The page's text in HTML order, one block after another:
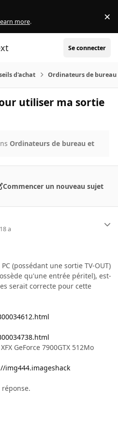
more. ×
Se connecter
d'achat Ordinateurs de bureau
utiliser ma sortie
Ordinateurs de bureau et
Commencer un nouveau sujet
18 a
(possédant une sortie TV-OUT)
qu'une entrée péritel), est-
serait correcte pour cette
GeForce 7900GTX 512Mo
img444.imageshack